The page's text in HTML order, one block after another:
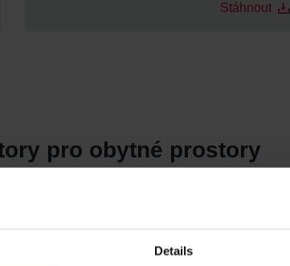
Details
Stáhnout
pro obytné prostory